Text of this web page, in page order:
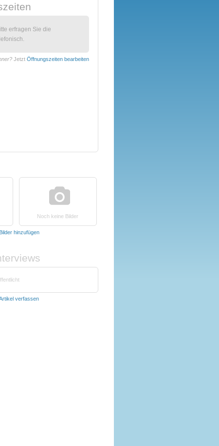
erfragen Sie die
Jetzt Öffnungszeiten bearbeiten
Noch keine Bilder
Bilder hinzufügen
verfassen